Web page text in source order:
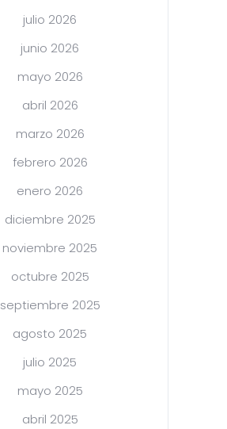
julio 2026
junio 2026
mayo 2026
abril 2026
marzo 2026
febrero 2026
enero 2026
diciembre 2025
noviembre 2025
octubre 2025
septiembre 2025
agosto 2025
julio 2025
mayo 2025
abril 2025